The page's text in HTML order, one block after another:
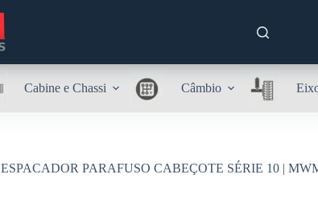
Cabine e Chassi Câmbio
ESPACADOR PARAFUSO CABEÇOTE SÉRIE 10 |